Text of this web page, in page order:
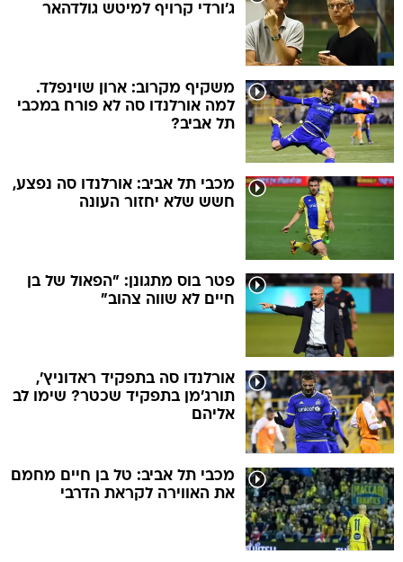
ג'ורדי קרויף למיטש גולדהאר
משקיף מקרוב: ארון שוינפלד.
למה אורלנדו סה לא פורח במכבי
תל אביב?
מכבי תל אביב: אורלנדו סה נפצע,
חשש שלא יחזור העונה
פטר בוס מתגונן: "הפאול של בן
חיים לא שווה צהוב"
אורלנדו סה בתפקיד ראדוניץ',
תורג'מן בתפקיד שכטר? שימו לב
אליהם
מכבי תל אביב: טל בן חיים מחמם
את האווירה לקראת הדרבי